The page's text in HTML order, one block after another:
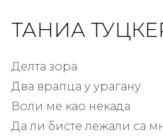
ТАНИА
Делта зора
Два врапца у урагану
Воли ме као некада
Да ли бисте лежали са